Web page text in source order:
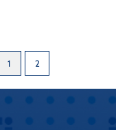
1 2